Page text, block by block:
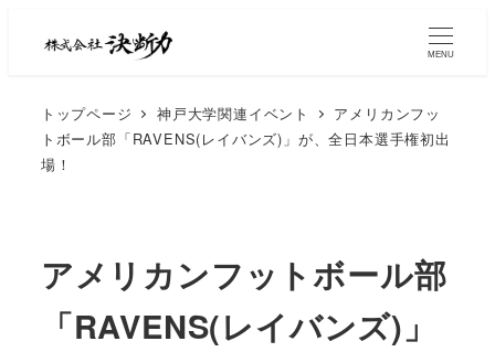
MENU
トップページ 神戸大学関連イベント
アメリカンフッ
トボール部「RAVENS(レイバンズ)」が、全日本選手権初出
場！
アメリカンフットボール部
「RAVENS(レイバンズ)」